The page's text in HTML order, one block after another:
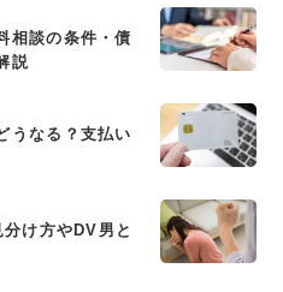
相談の条件・債
説
うなる？支払い
け方やDV男と